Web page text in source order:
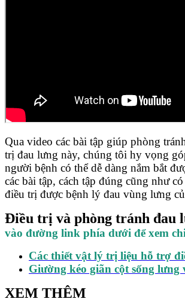
Qua video các bài tập giúp phòng
trị đau lưng này, chúng tôi hy vọng
người bệnh có thể dễ dàng nắm bắt
các bài tập, cách tập đúng cũng như
điều trị được bệnh lý đau vùng lưng
Điều trị và phòng tránh đau
vào đường link phía dưới để xem
Các thiết vật lý trị liệu hỗ trợ
Giường kéo giãn cột sống lưng
XEM THÊM